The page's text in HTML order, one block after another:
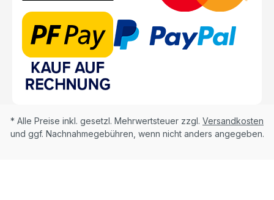
* Alle Preise inkl. gesetzl. Mehrwertsteuer zzgl. Versandkosten
und ggf. Nachnahmegebühren, wenn nicht anders angegeben.